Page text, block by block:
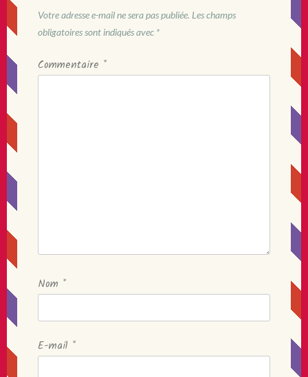
Votre adresse e-mail ne sera pas publiée. Les champs
obligatoires sont indiqués avec *
Commentaire *
Nom *
E-mail *